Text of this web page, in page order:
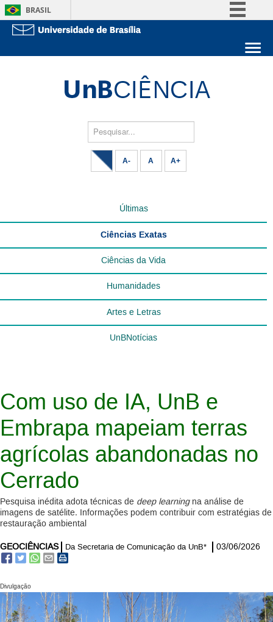
BRASIL
Acesso à informaçãoEstude na UnB
Pesquisar...
A- A A+
Últimas
Ciências Exatas
Ciências da Vida
Humanidades
Artes e Letras
UnBNotícias
Com uso de IA, UnB e
Embrapa mapeiam terras
agrícolas abandonadas no
Cerrado
Pesquisa inédita adota técnicas de deep learningna análise de
imagens de satélite. Informações podem contribuir com estratégias de
restauração ambiental
GEOCIÊNCIAS Da Secretaria de Comunicação da UnB* 03/06/2026
Divulgação